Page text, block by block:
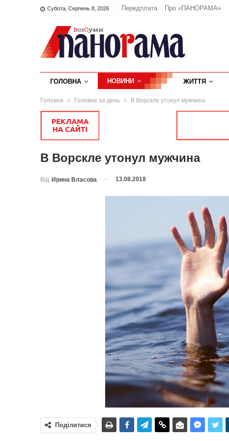
Субота, Серпень 8, 2026 Передплата Про «ПАНОРАМА»
ГОЛОВНА НОВИНИ ЖИТТЯ
Головна Головне за день В Ворскле утонул мужчина
В Ворскле утонул мужчина
Від Ирина Власова 13.08.2018
Поділитися